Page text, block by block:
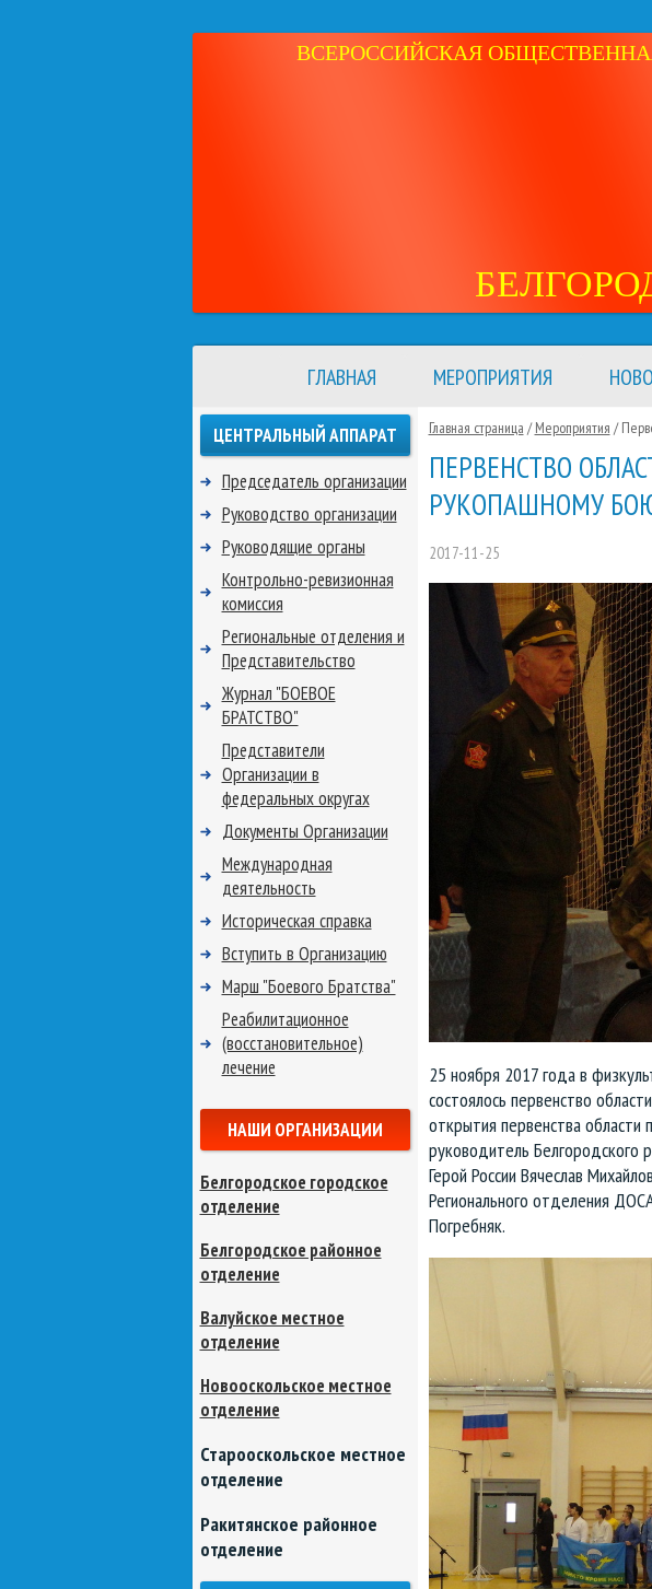
ВСЕРОССИЙСКАЯ
ГЛАВНАЯ МЕРОПРИЯТИЯ
Главная страница /Мероприятия /
ПЕРВЕНСТВО
РУКОПАШНОМУ
2017-11-25
25 ноября 2017 года в
состоялось первенство
открытия первенства
руководитель
Герой России Вячеслав
Регионального отделения
Погребняк.
ЦЕНТРАЛЬНЫЙ АППАРАТ
Председатель организации
Руководство организации
Руководящие органы
Контрольно-ревизионная
комиссия
Региональные отделения и
Представительство
Журнал "БОЕВОЕ
БРАТСТВО"
Представители
Организации в
федеральных округах
Документы Организации
Международная
деятельность
Историческая справка
Вступить в Организацию
Марш "Боевого Братства"
Реабилитационное
(восстановительное)
лечение
НАШИ ОРГАНИЗАЦИИ
Белгородское городское
отделение
Белгородское районное
отделение
Валуйское местное
отделение
Новооскольское местное
отделение
Старооскольское местное
отделение
Ракитянское районное
отделение